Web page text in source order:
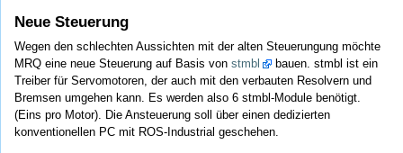
Neue Steuerung
Wegen den schlechten Aussichten mit der alten Steuerungung möchte
MRQ eine neue Steuerung auf Basis von stmbl
bauen. stmbl ist ein
Treiber für Servomotoren, der auch mit den verbauten Resolvern und
Bremsen umgehen kann. Es werden also 6 stmbl-Module benötigt.
(Eins pro Motor). Die Ansteuerung soll über einen dedizierten
konventionellen PC mit ROS-Industrial geschehen.